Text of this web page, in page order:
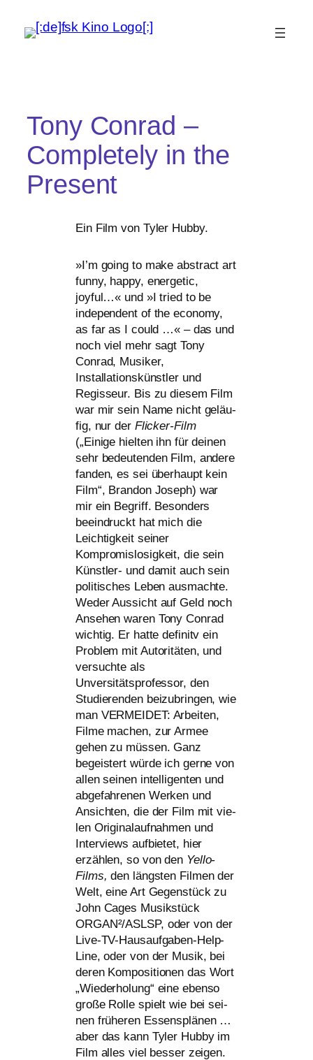
Tony Conrad –
Completely in the
Present
Ein Film von Tyler Hubby.
»I’m going to make abs­tract art
fun­ny, hap­py, ener­ge­tic,
joyful…« und »I tried to be
inde­pen­dent of the eco­no­my,
as far as I could …« – das und
noch viel mehr sagt Tony
Conrad, Musiker,
Installationskünstler und
Regisseur. Bis zu die­sem Film
war mir sein Name nicht geläu­
fig, nur der Flicker-Film
(„Einige hiel­ten ihn für dei­nen
sehr bedeu­ten­den Film, ande­re
fan­den, es sei über­haupt kein
Film“, Brandon Joseph) war
mir ein Begriff. Besonders
beein­druckt hat mich die
Leichtigkeit sei­ner
Kompromislosigkeit, die sein
Künstler- und damit auch sein
poli­ti­sches Leben aus­mach­te.
Weder Aussicht auf Geld noch
Ansehen waren Tony Conrad
wich­tig. Er hat­te defi­nitv ein
Problem mit Autoritäten, und
ver­such­te als
Unversitätsprofessor, den
Studierenden bei­zu­brin­gen, wie
man VERMEIDET: Arbeiten,
Filme machen, zur Armee
gehen zu müs­sen. Ganz
begeis­tert wür­de ich ger­ne von
allen sei­nen intel­li­gen­ten und
abge­fah­re­nen Werken und
Ansichten, die der Film mit vie­
len Originalaufnahmen und
Interviews auf­bie­tet, hier
erzäh­len, so von den Yello-
Films, den längs­ten Filmen der
Welt, eine Art Gegenstück zu
John Cages Musikstück
ORGAN²/ASLSP, oder von der
Live-TV-Hausaufgaben-Help-
Line, oder von der Musik, bei
deren Kompositionen das Wort
„Wiederholung“ eine eben­so
gro­ße Rolle spielt wie bei sei­
nen frü­he­ren Essensplänen …
aber das kann Tyler Hubby im
Film alles viel bes­ser zei­gen.